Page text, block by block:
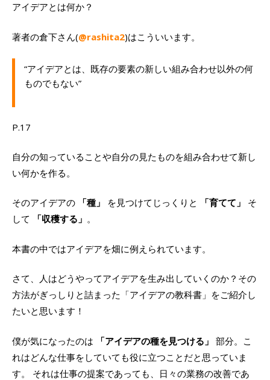
アイデアとは何か？
著者の倉下さん(@rashita2)はこういいます。
“アイデアとは、既存の要素の新しい組み合わせ以外の何
ものでもない”
P.17
自分の知っていることや自分の見たものを組み合わせて新し
い何かを作る。
そのアイデアの 「種」 を見つけてじっくりと 「育てて」
そ
して
「収穫する」 。
本書の中ではアイデアを畑に例えられています。
さて、人はどうやってアイデアを生み出していくのか？その
方法がぎっしりと詰まった「アイデアの教科書」をご紹介し
たいと思います！
僕が気になったのは 「アイデアの種を見つける」 部分。こ
れはどんな仕事をしていても役に立つことだと思っていま
す。 それは仕事の提案であっても、日々の業務の改善であ